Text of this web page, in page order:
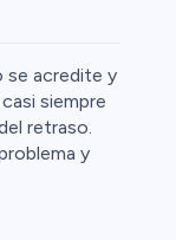
se acredite y
siempre
retraso.
y